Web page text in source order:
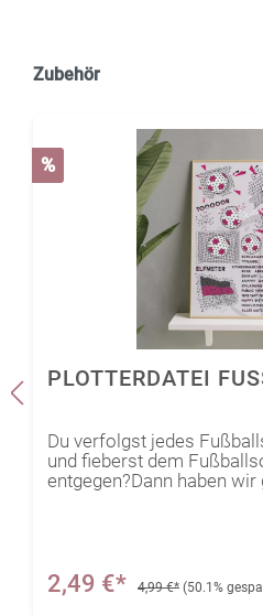
Zubehör
%
PLOTTERDATEI
Du verfolgst jedes
und fieberst dem
entgegen?Dann haben
Fähnchen zum Jubeln
Fanshirts für Dich und
2,49 €* 4,99 €* (50.1%